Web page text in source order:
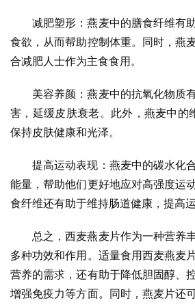
减肥塑形：燕麦中的膳食纤维有
食欲，从而帮助控制体重。同时，燕
合减肥人士作为主食食用。
美容养颜：燕麦中的抗氧化物质
害，延缓皮肤衰老。此外，燕麦中的
保持皮肤健康和光泽。
提高运动表现：燕麦中的碳水化
能量，帮助他们更好地应对高强度运
食纤维还有助于维持肠道健康，提高
总之，西麦燕麦片作为一种营养
多种功效和作用。适量食用西麦燕麦
营养的需求，还有助于降低胆固醇、
增强免疫力等方面。同时，燕麦片还